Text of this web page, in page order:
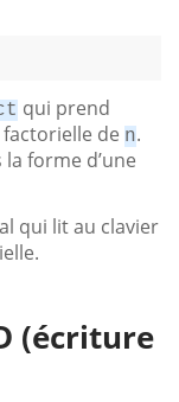
qui prend
de n.
forme d’une
qui lit au clavier
(écriture